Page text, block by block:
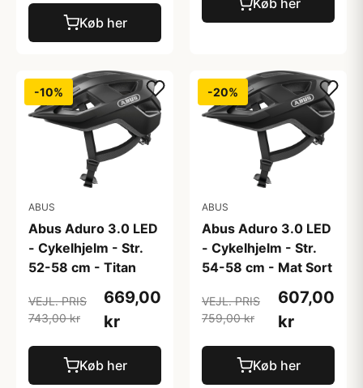
Køb her
-10%
ABUS
Abus Aduro 3.0 LED
- Cykelhjelm - Str.
52-58 cm - Titan
VEJL. PRIS
743,00 kr
669,00
kr
Køb her
-20%
ABUS
Abus Aduro 3.0 LED
- Cykelhjelm - Str.
54-58 cm - Mat Sort
VEJL. PRIS
759,00 kr
607,00
kr
Køb her